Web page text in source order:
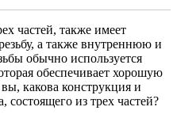
частей, также имеет
а также внутреннюю и
обычно используется
обеспечивает хорошую
какова конструкция и
состоящего из трех частей?